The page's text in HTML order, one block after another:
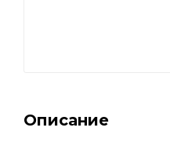
Описание